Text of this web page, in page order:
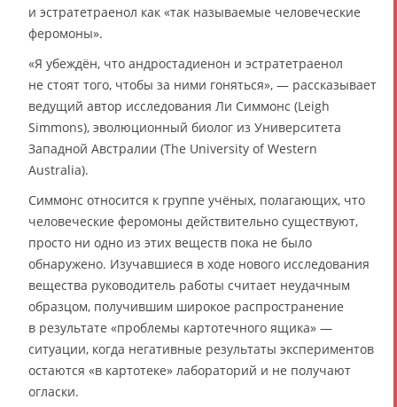
и эстратетраенол как «так называемые человеческие
феромоны».
«Я убеждён, что андростадиенон и эстратетраенол
не стоят того, чтобы за ними гоняться», — рассказывает
ведущий автор исследования Ли Симмонс (Leigh
Simmons), эволюционный биолог из Университета
Западной Австралии (The University of Western
Australia).
Симмонс относится к группе учёных, полагающих, что
человеческие феромоны действительно существуют,
просто ни одно из этих веществ пока не было
обнаружено. Изучавшиеся в ходе нового исследования
вещества руководитель работы считает неудачным
образцом, получившим широкое распространение
в результате «проблемы картотечного ящика» —
ситуации, когда негативные результаты экспериментов
остаются «в картотеке» лабораторий и не получают
огласки.